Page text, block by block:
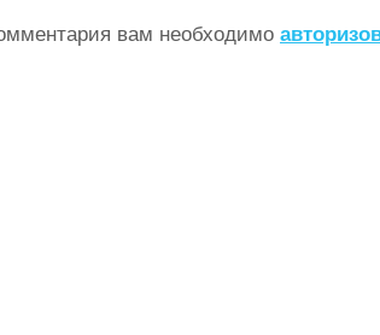
вам необходимо